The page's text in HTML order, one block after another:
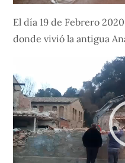
El día 19 de Febrero
donde vivió la antigua
Player